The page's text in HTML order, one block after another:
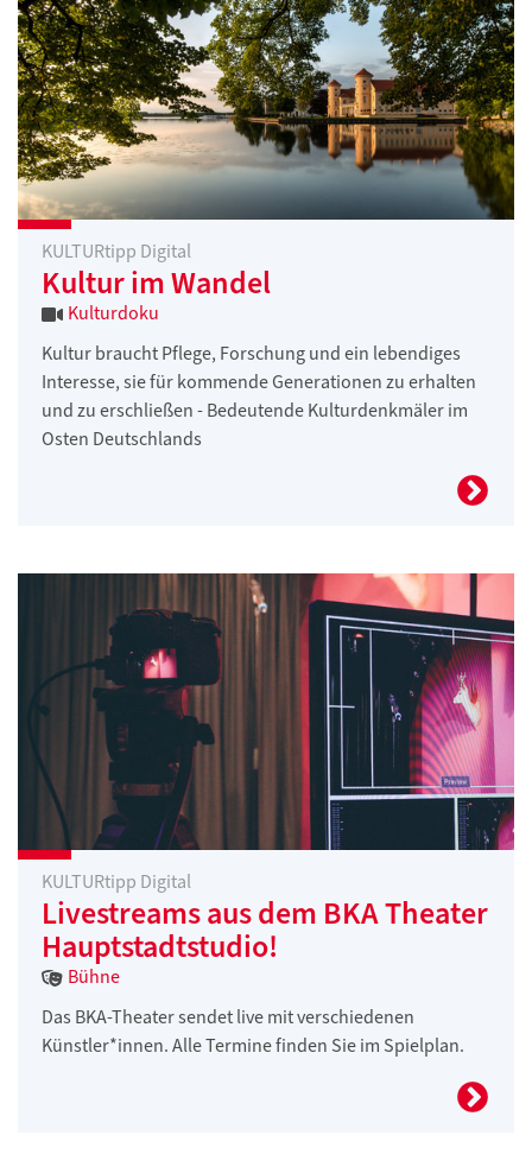
KULTURtipp Digital
Kultur im Wandel
Kulturdoku
Kultur braucht Pflege, Forschung und ein lebendiges
Interesse, sie für kommende Generationen zu erhalten
und zu erschließen - Bedeutende Kulturdenkmäler im
Osten Deutschlands
KULTURtipp Digital
Livestreams aus dem BKA Theater
Hauptstadtstudio!
Bühne
Das BKA-Theater sendet live mit verschiedenen
Künstler*innen. Alle Termine finden Sie im Spielplan.